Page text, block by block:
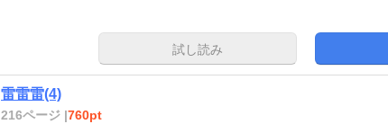
試し読み
雷雷雷(4)
216ページ |760pt